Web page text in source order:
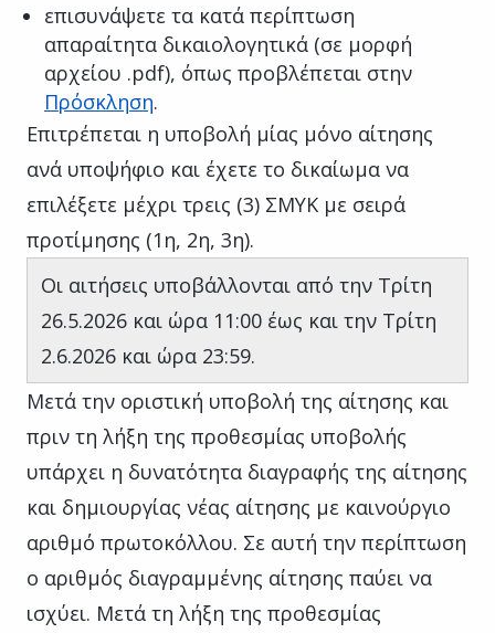
επισυνάψετε τα κατά περίπτωση
απαραίτητα δικαιολογητικά (σε μορφή
αρχείου .pdf), όπως προβλέπεται στην
Πρόσκληση.
Επιτρέπεται η υποβολή μίας μόνο αίτησης
ανά υποψήφιο και έχετε το δικαίωμα να
επιλέξετε μέχρι τρεις (3) ΣΜΥΚ με σειρά
προτίμησης (1η, 2η, 3η).
Οι αιτήσεις υποβάλλονται από την Τρίτη
26.5.2026 και ώρα 11:00 έως και την Τρίτη
2.6.2026 και ώρα 23:59.
Μετά την οριστική υποβολή της αίτησης και
πριν τη λήξη της προθεσμίας υποβολής
υπάρχει η δυνατότητα διαγραφής της αίτησης
και δημιουργίας νέας αίτησης με καινούργιο
αριθμό πρωτοκόλλου. Σε αυτή την περίπτωση
ο αριθμός διαγραμμένης αίτησης παύει να
ισχύει. Μετά τη λήξη της προθεσμίας